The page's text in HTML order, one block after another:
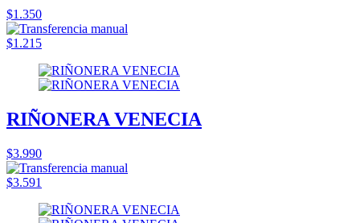
$1.350
$1.215
RIÑONERA VENECIA
$3.990
$3.591